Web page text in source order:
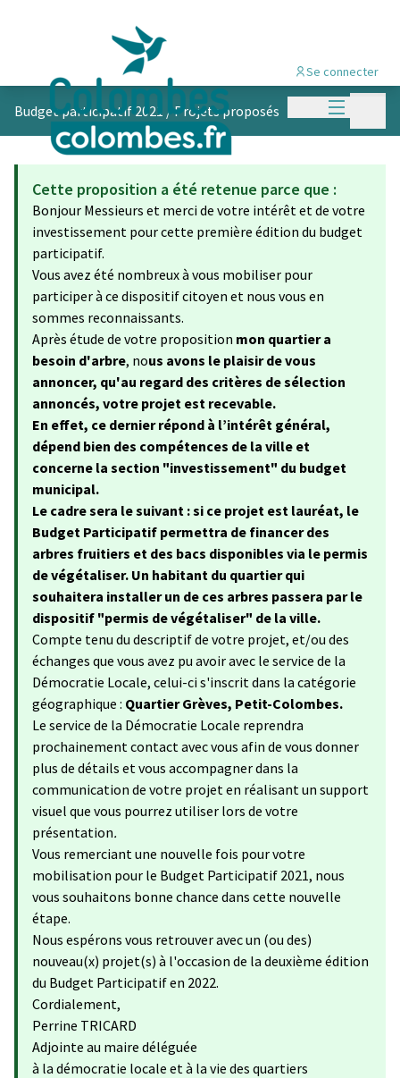
Menu
Se connecter
Budget participatif 2021 /Projets proposés
Cette proposition a été retenue parce que :
Bonjour Messieurs et merci de votre intérêt et de votre
investissement pour cette première édition du budget
participatif.
Vous avez été nombreux à vous mobiliser pour
participer à ce dispositif citoyen et nous vous en
sommes reconnaissants.
Après étude de votre proposition mon quartier a
besoin d'arbre, nous avons le plaisir de vous
annoncer, qu'au regard des critères de sélection
annoncés, votre projet est recevable.
En effet, ce dernier répond à l’intérêt général,
dépend bien des compétences de la ville et
concerne la section "investissement" du budget
municipal.
Le cadre sera le suivant : si ce projet est lauréat, le
Budget Participatif permettra de financer des
arbres fruitiers et des bacs disponibles via le permis
de végétaliser. Un habitant du quartier qui
souhaitera installer un de ces arbres passera par le
dispositif "permis de végétaliser" de la ville.
Compte tenu du descriptif de votre projet, et/ou des
échanges que vous avez pu avoir avec le service de la
Démocratie Locale, celui-ci s'inscrit dans la catégorie
géographique : Quartier Grèves, Petit-Colombes.
Le service de la Démocratie Locale reprendra
prochainement contact avec vous afin de vous donner
plus de détails et vous accompagner dans la
communication de votre projet en réalisant un support
visuel que vous pourrez utiliser lors de votre
présentation.
Vous remerciant une nouvelle fois pour votre
mobilisation pour le Budget Participatif 2021, nous
vous souhaitons bonne chance dans cette nouvelle
étape.
Nous espérons vous retrouver avec un (ou des)
nouveau(x) projet(s) à l'occasion de la deuxième édition
du Budget Participatif en 2022.
Cordialement,
Perrine TRICARD
Adjointe au maire déléguée
à la démocratie locale et à la vie des quartiers